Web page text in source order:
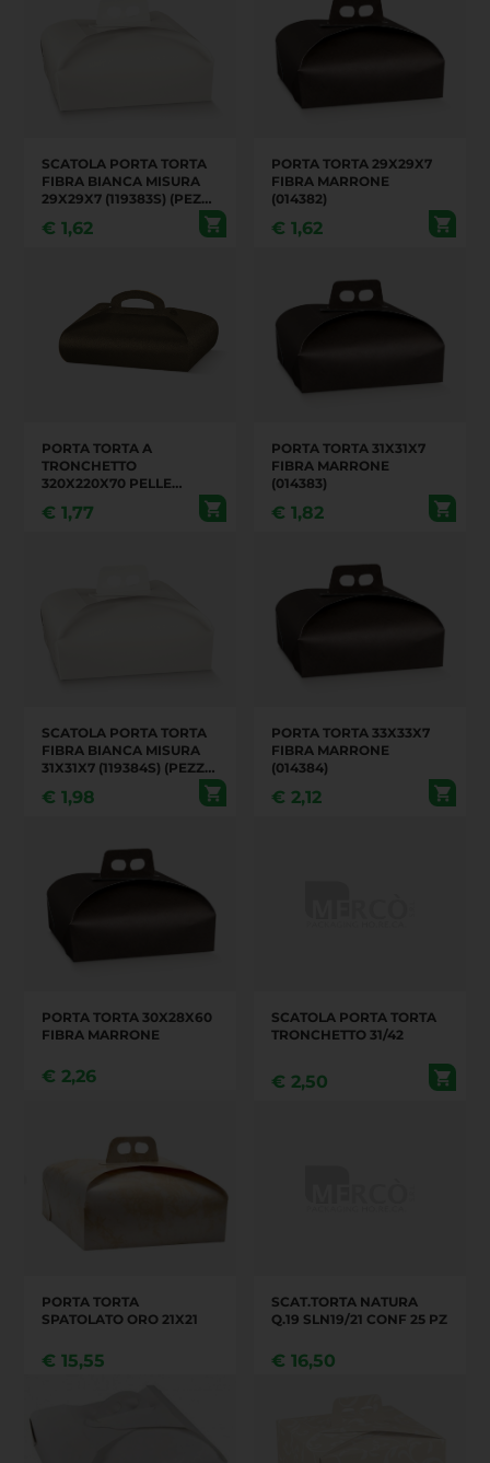
SCATOLA PORTA TORTA
FIBRA BIANCA MISURA
29X29X7 (119383S) (PEZZI
€ 1,62
PORTA TORTA 29X29X7
FIBRA MARRONE
(014382)
€ 1,62
PORTA TORTA A
TRONCHETTO
320X220X70 PELLE
AUTOMONTANTE
€ 1,77
PORTA TORTA 31X31X7
FIBRA MARRONE
(014383)
€ 1,82
SCATOLA PORTA TORTA
FIBRA BIANCA MISURA
31X31X7 (119384S) (PEZZI
€ 1,98
PORTA TORTA 33X33X7
FIBRA MARRONE
(014384)
€ 2,12
PORTA TORTA 30X28X60
FIBRA MARRONE
€ 2,26
SCATOLA PORTA TORTA
TRONCHETTO 31/42
€ 2,50
PORTA TORTA
SPATOLATO ORO 21X21
€ 15,55
SCAT.TORTA NATURA
Q.19 SLN19/21 CONF 25 PZ
€ 16,50